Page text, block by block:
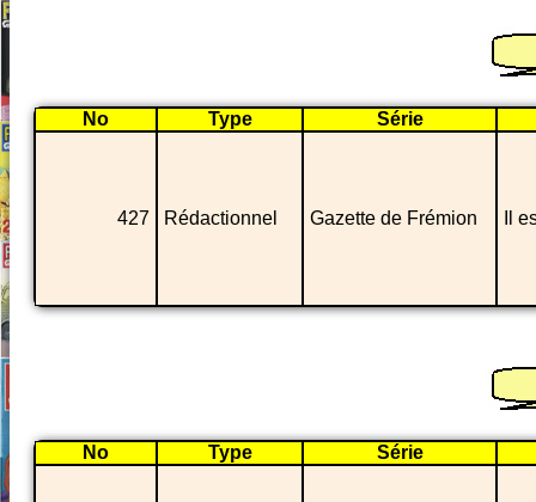
No Type Série
427 Rédactionnel Gazette de Frémion Il
No Type Série